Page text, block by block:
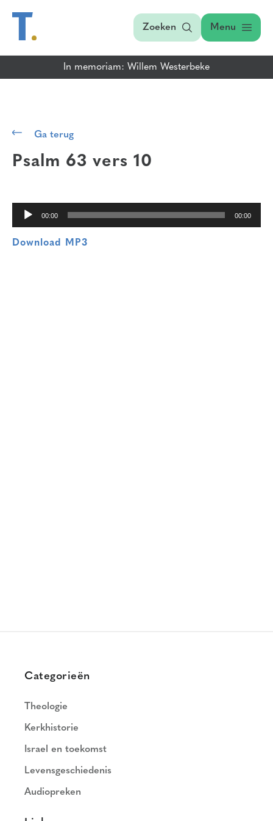
Zoeken Menu
In memoriam: Willem Westerbeke
Ga terug
Psalm 63 vers 10
00:00 00:00
Download MP3
Categorieën
Theologie
Kerkhistorie
Israel en toekomst
Levensgeschiedenis
Audiopreken